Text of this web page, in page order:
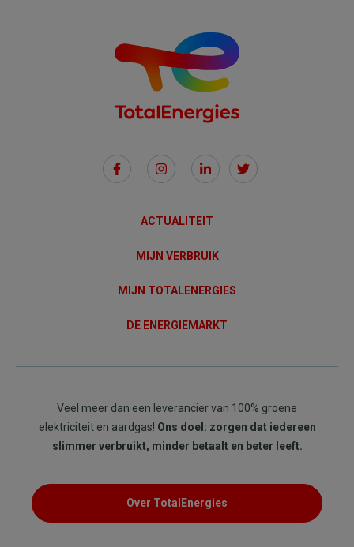
Social
Links
ACTUALITEIT
MIJN VERBRUIK
MIJN TOTALENERGIES
DE ENERGIEMARKT
Veel meer dan een leverancier van 100% groene
elektriciteit en aardgas! Ons doel: zorgen dat iedereen
slimmer verbruikt, minder betaalt en beter leeft.
Over TotalEnergies